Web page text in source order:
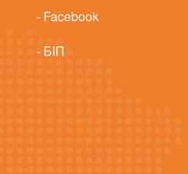
- Facebook
- БІП